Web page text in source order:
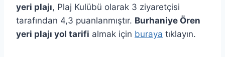
yeri plajı, Plaj Kulübü olarak 3 ziyaretçisi
tarafından 4,3 puanlanmıştır. Burhaniye Ören
yeri plajı yol tarifi almak için buraya tıklayın.